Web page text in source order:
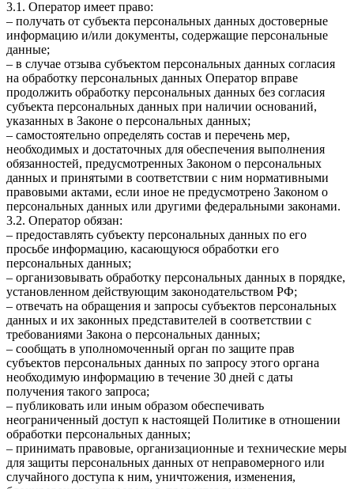
3.1. Оператор имеет право:
– получать от субъекта персональных данных достоверные
информацию и/или документы, содержащие персональные
данные;
– в случае отзыва субъектом персональных данных согласия
на обработку персональных данных Оператор вправе
продолжить обработку персональных данных без согласия
субъекта персональных данных при наличии оснований,
указанных в Законе о персональных данных;
– самостоятельно определять состав и перечень мер,
необходимых и достаточных для обеспечения выполнения
обязанностей, предусмотренных Законом о персональных
данных и принятыми в соответствии с ним нормативными
правовыми актами, если иное не предусмотрено Законом о
персональных данных или другими федеральными законами.
3.2. Оператор обязан:
– предоставлять субъекту персональных данных по его
просьбе информацию, касающуюся обработки его
персональных данных;
– организовывать обработку персональных данных в порядке,
установленном действующим законодательством РФ;
– отвечать на обращения и запросы субъектов персональных
данных и их законных представителей в соответствии с
требованиями Закона о персональных данных;
– сообщать в уполномоченный орган по защите прав
субъектов персональных данных по запросу этого органа
необходимую информацию в течение 30 дней с даты
получения такого запроса;
– публиковать или иным образом обеспечивать
неограниченный доступ к настоящей Политике в отношении
обработки персональных данных;
– принимать правовые, организационные и технические меры
для защиты персональных данных от неправомерного или
случайного доступа к ним, уничтожения, изменения,